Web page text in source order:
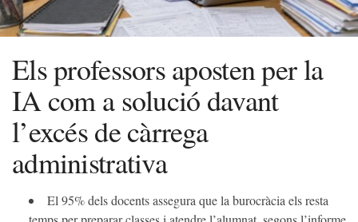
Els professors aposten per la
IA com a solució davant
l’excés de càrrega
administrativa
El 95% dels docents assegura que la burocràcia els resta